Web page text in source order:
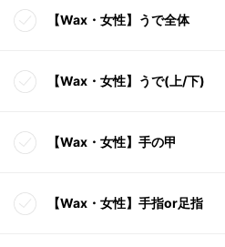
【Wax・女性】うで全体
【Wax・女性】うで(上/下)
【Wax・女性】手の甲
【Wax・女性】手指or足指